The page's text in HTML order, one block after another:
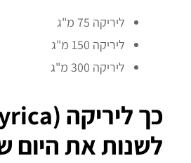
ליריקה 75 מ"ג
ליריקה 150 מ"ג
ליריקה 300 מ"ג
לשנות את היום